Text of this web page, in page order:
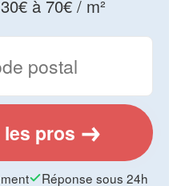
30€ à 70€ / m²
pros
Réponse sous 24h